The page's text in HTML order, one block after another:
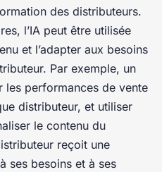
des distributeurs.
l’IA peut être utilisée
et l’adapter aux besoins
Par exemple, un
les performances de vente
distributeur, et utiliser
le contenu du
reçoit une
ses besoins et à ses